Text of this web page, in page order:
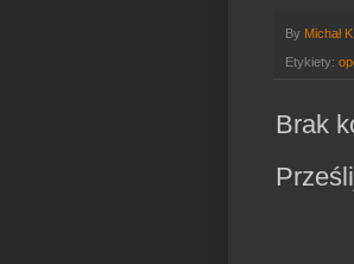
By Michał
Etykiety:
Brak